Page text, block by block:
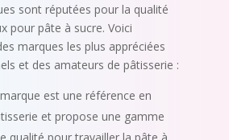
sont réputées pour la qualité
pour pâte à sucre. Voici
marques les plus appréciées
et des amateurs de pâtisserie :
est une référence en
et propose une gamme